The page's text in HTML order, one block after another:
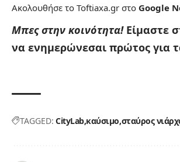
Ακολουθήσε το Toftiaxa.gr στο Google
Μπες στην κοινότητα! Είμαστε
να ενημερώνεσαι πρώτος για
TAGGED: CityLab καύσιμο σταύρος